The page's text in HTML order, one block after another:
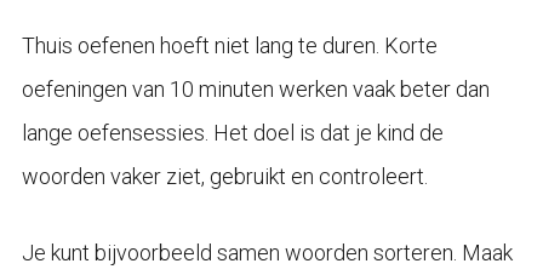
Thuis oefenen hoeft niet lang te duren. Korte
oefeningen van 10 minuten werken vaak beter dan
lange oefensessies. Het doel is dat je kind de
woorden vaker ziet, gebruikt en controleert.
Je kunt bijvoorbeeld samen woorden sorteren. Maak